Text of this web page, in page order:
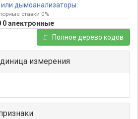
или дымоанализаторы:
ставки 0%
0 электронные
Полное дерево кодов
измерения